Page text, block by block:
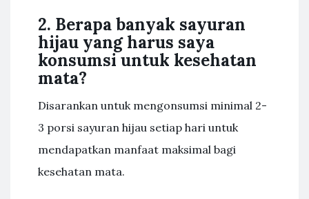
2. Berapa banyak sayuran
hijau yang harus saya
konsumsi untuk kesehatan
mata?
Disarankan untuk mengonsumsi minimal 2-
3 porsi sayuran hijau setiap hari untuk
mendapatkan manfaat maksimal bagi
kesehatan mata.